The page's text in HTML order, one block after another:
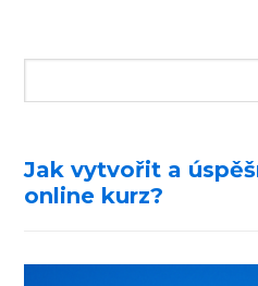
Jak vytvořit a
online kurz?